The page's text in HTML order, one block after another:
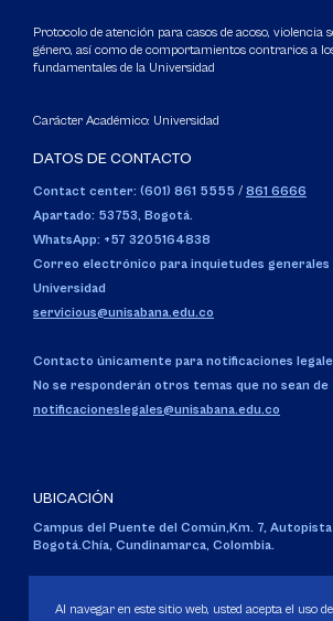
Protocolo de atención para casos de acoso, violencia
género, así como de comportamientos contrarios a
fundamentales de la Universidad
Carácter Académico: Universidad
DATOS DE CONTACTO
Contact center: (601) 861 5555 / 861 6666
Apartado: 53753, Bogotá.
WhatsApp: +57 3205164838
Correo electrónico para inquietudes generales
Universidad
servicious@unisabana.edu.co
Contacto únicamente para notificaciones
No se responderán otros temas que no sean de
notificacioneslegales@unisabana.edu.co
UBICACIÓN
Campus del Puente del Común,Km. 7,
Bogotá.Chía, Cundinamarca, Colombia.
Personería Jurídica:Resolución 130 del 14 de enero
Al navegar en este sitio web, usted acepta el uso